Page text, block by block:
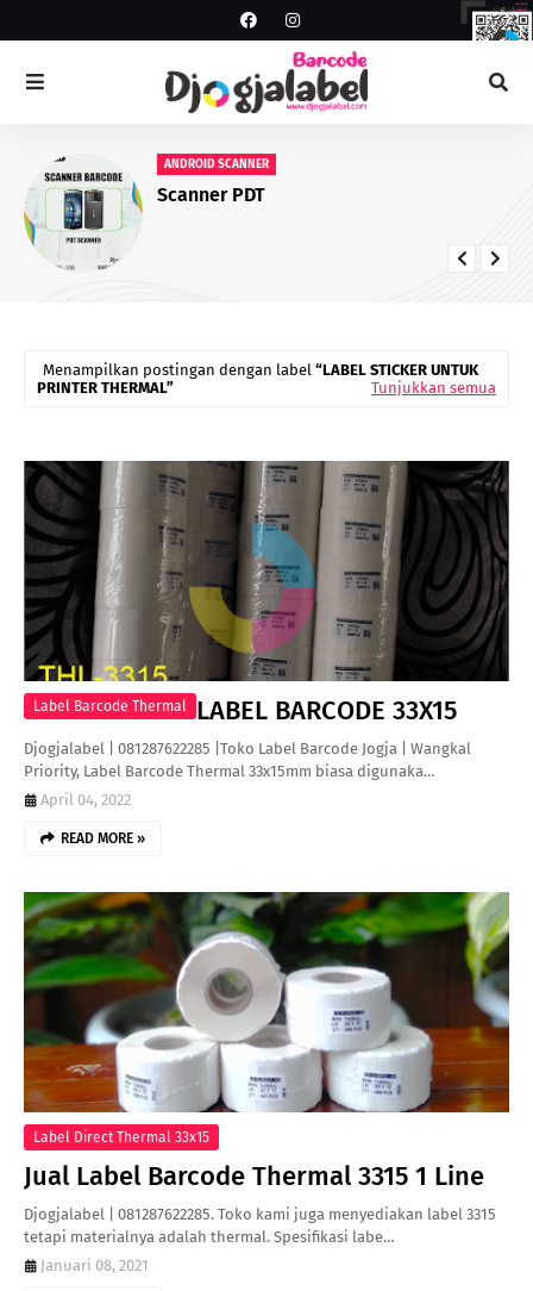
ANDROID SCANNER
Scanner PDT
Menampilkan postingan dengan label LABEL STICKER UNTUK
PRINTER THERMAL
Tunjukkan semua
Label Barcode Thermal LABEL BARCODE 33X15
Djogjalabel | 081287622285 |Toko Label Barcode Jogja | Wangkal
Priority, Label Barcode Thermal 33x15mm biasa digunaka…
April 04, 2022
READ MORE »
Label Direct Thermal 33x15
Jual Label Barcode Thermal 3315 1 Line
Djogjalabel | 081287622285. Toko kami juga menyediakan label 3315
tetapi materialnya adalah thermal. Spesifikasi labe…
Januari 08, 2021